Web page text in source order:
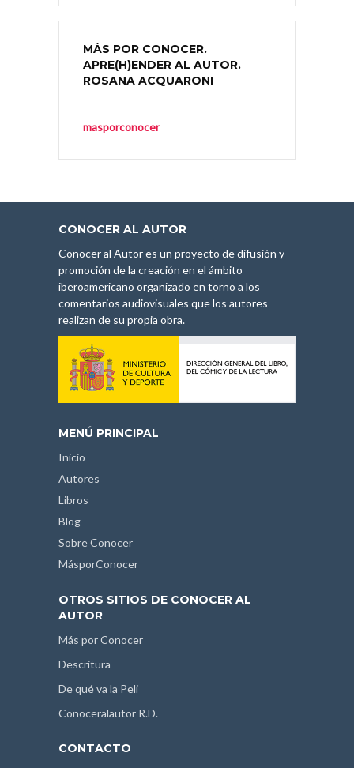
MÁS POR CONOCER.
APRE(H)ENDER AL AUTOR.
ROSANA ACQUARONI
masporconocer
CONOCER AL AUTOR
Conocer al Autor es un proyecto de difusión y
promoción de la creación en el ámbito
iberoamericano organizado en torno a los
comentarios audiovisuales que los autores
realizan de su propia obra.
MENÚ PRINCIPAL
Inicio
Autores
Libros
Blog
Sobre Conocer
MásporConocer
OTROS SITIOS DE CONOCER AL
AUTOR
Más por Conocer
Descritura
De qué va la Peli
Conoceralautor R.D.
CONTACTO